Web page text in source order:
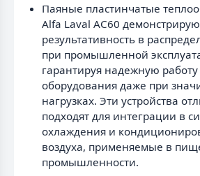
Паяные пластинчатые
Alfa Laval AC60
результативность в
при промышленной
гарантируя надежную работу
оборудования даже при
нагрузках. Эти устройства
подходят для интеграции в
охлаждения и
воздуха, применяемые в
промышленности.